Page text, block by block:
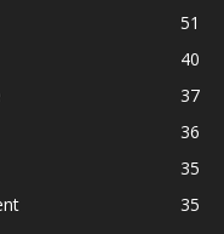
51
40
37
36
35
35